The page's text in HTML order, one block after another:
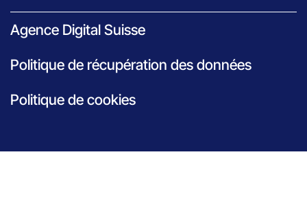
Agence Digital Suisse
Politique de récupération des données
Politique de cookies